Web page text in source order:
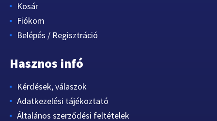
Kosár
Fiókom
Belépés / Regisztráció
Hasznos infó
Kérdések, válaszok
Adatkezelési tájékoztató
Általános szerződési feltételek